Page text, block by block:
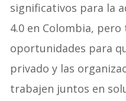
significativos para la
4.0 en Colombia,
oportunidades para
privado y las
trabajen juntos en